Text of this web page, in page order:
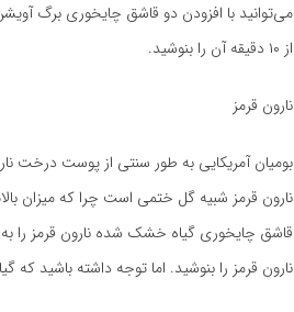
می‌توانید با افزودن دو قاشق چایخوری برگ
از ۱۰ دقیقه آن را بنوشید.
نارون قرمز
بومیان آمریکایی به طور سنتی از پوست درخت
نارون قرمز شبیه گل ختمی است چرا که میزان
نارون قرمز را بنوشید. اما توجه داشته باشید که